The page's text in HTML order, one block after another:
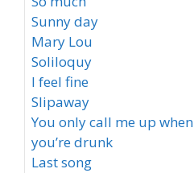
Sunny day
Mary Lou
Soliloquy
I feel fine
Slipaway
You only call me up when
you’re drunk
Last song